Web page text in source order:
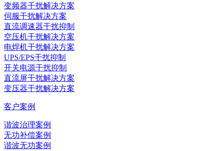
变频器干扰解决方案
伺服干扰解决方案
直流调速器干扰抑制
空压机干扰解决方案
电焊机干扰解决方案
UPS/EPS干扰抑制
开关电源干扰抑制
直流屏干扰解决方案
变压器干扰解决方案
客户案例
谐波治理案例
无功补偿案例
谐波无功案例